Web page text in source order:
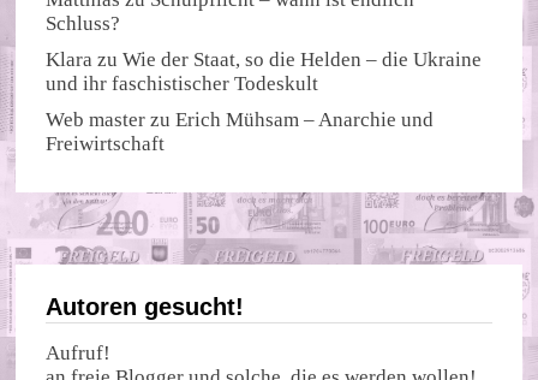
Schluss?
Klara zuWie der Staat, so die Helden – die Ukraine
und ihr faschistischer Todeskult
Web master zuErich Mühsam – Anarchie und
Freiwirtschaft
Autoren gesucht!
Aufruf!